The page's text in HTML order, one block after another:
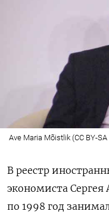
Ave Maria Mõistlik (CC BY-SA
В реестр
экономиста Сергея
по 1998 год